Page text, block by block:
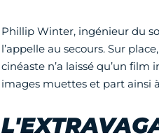
Phillip Winter, ingénieur du
l’appelle au secours. Sur
cinéaste n’a laissé qu’un
images muettes et part ainsi